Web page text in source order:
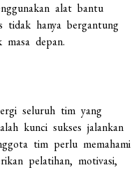
alat bantu
tidak hanya bergantung
depan.
seluruh tim yang
kunci sukses jalankan
tim perlu memahami
pelatihan, motivasi,